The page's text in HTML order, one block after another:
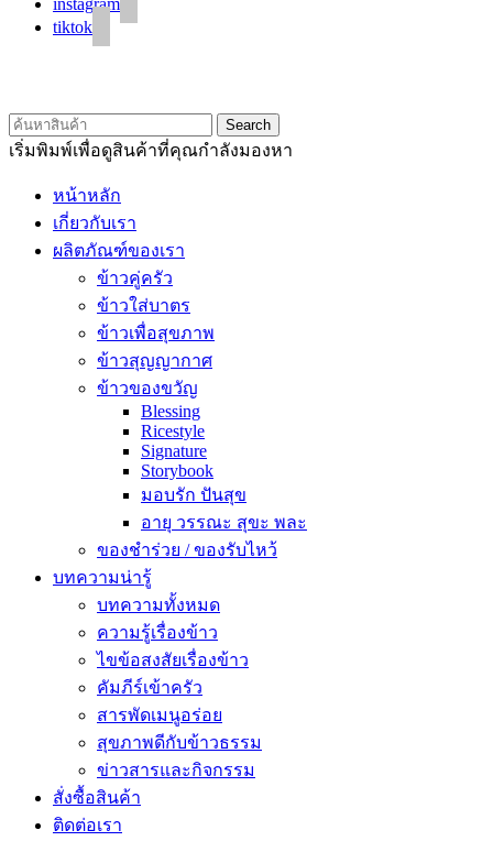
instagram
tiktok
Search
เริ่มพิมพ์เพื่อดูสินค้าที่คุณกำลังมองหา
หน้าหลัก
เกี่ยวกับเรา
ผลิตภัณฑ์ของเรา
ข้าวคู่ครัว
ข้าวใส่บาตร
ข้าวเพื่อสุขภาพ
ข้าวสุญญากาศ
ข้าวของขวัญ
Blessing
Ricestyle
Signature
Storybook
มอบรัก ปันสุข
อายุ วรรณะ สุขะ พละ
ของชำร่วย / ของรับไหว้
บทความน่ารู้
บทความทั้งหมด
ความรู้เรื่องข้าว
ไขข้อสงสัยเรื่องข้าว
คัมภีร์เข้าครัว
สารพัดเมนูอร่อย
สุขภาพดีกับข้าวธรรม
ข่าวสารและกิจกรรม
สั่งซื้อสินค้า
ติดต่อเรา